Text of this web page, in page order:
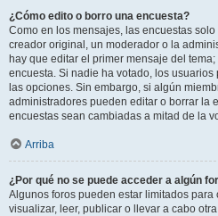
¿Cómo edito o borro una encuesta?
Como en los mensajes, las encuestas
creador original, un moderador o la
hay que editar el primer mensaje del
encuesta. Si nadie ha votado, los
las opciones. Sin embargo, si algún
administradores pueden editar o borrar la
encuestas sean cambiadas a mitad de la
Arriba
¿Por qué no se puede acceder a algún
Algunos foros pueden estar limitados
visualizar, leer, publicar o llevar a cabo